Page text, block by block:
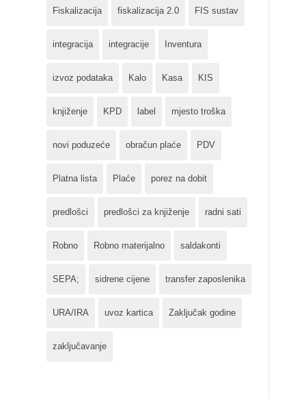
Fiskalizacija fiskalizacija 2.0 FIS sustav
integracija integracije Inventura
izvoz podataka Kalo Kasa KIS
knjiženje KPD label mjesto troška
novi poduzeće obračun plaće PDV
Platna lista Plaće porez na dobit
predlošci predlošci za knjiženje radni sati
Robno Robno materijalno saldakonti
SEPA; sidrene cijene transfer zaposlenika
URA/IRA uvoz kartica Zaključak godine
zaključavanje